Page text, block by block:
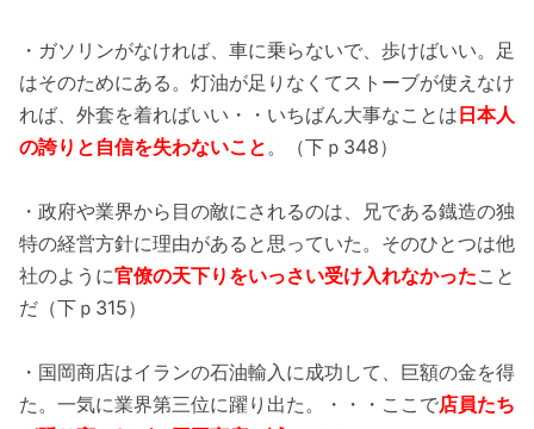
・ガソリンがなければ、車に乗らないで、歩けばいい。足
はそのためにある。灯油が足りなくてストーブが使えなけ
れば、外套を着ればいい・・いちばん大事なことは 日本人
の誇りと自信を失わないこと。（下ｐ348）
・政府や業界から目の敵にされるのは、兄である鐡造の独
特の経営方針に理由があると思っていた。そのひとつは他
社のように官僚の天下りをいっさい受け入れなかったこと
だ（下ｐ315）
・国岡商店はイランの石油輸入に成功して、巨額の金を得
た。一気に業界第三位に躍り出た。・・・ここで店員たち